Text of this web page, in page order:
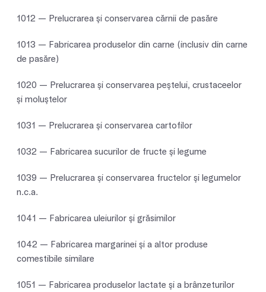
1012 — Prelucrarea şi conservarea cărnii de pasăre
1013 — Fabricarea produselor din carne (inclusiv din carne
de pasăre)
1020 — Prelucrarea şi conservarea peştelui, crustaceelor
şi moluştelor
1031 — Prelucrarea şi conservarea cartofilor
1032 — Fabricarea sucurilor de fructe şi legume
1039 — Prelucrarea şi conservarea fructelor şi legumelor
n.c.a.
1041 — Fabricarea uleiurilor şi grăsimilor
1042 — Fabricarea margarinei şi a altor produse
comestibile similare
1051 — Fabricarea produselor lactate şi a brânzeturilor